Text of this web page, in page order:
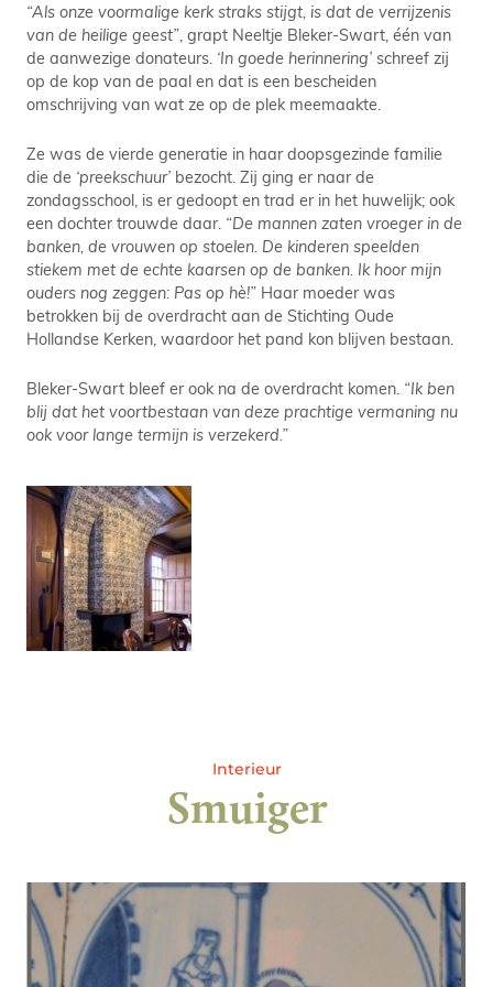
“Als onze voormalige kerk straks stijgt, is dat de verrijzenis
van de heilige geest” , grapt Neeltje Bleker-Swart, één van
de aanwezige donateurs. ‘In goede herinnering’ schreef zij
op de kop van de paal en dat is een bescheiden
omschrijving van wat ze op de plek meemaakte.
Ze was de vierde generatie in haar doopsgezinde familie
die de ‘preekschuur’ bezocht. Zij ging er naar de
zondagsschool, is er gedoopt en trad er in het huwelijk; ook
een dochter trouwde daar. “De mannen zaten vroeger in de
banken, de vrouwen op stoelen. De kinderen speelden
stiekem met de echte kaarsen op de banken. Ik hoor mijn
ouders nog zeggen: Pas op hè!” Haar moeder was
betrokken bij de overdracht aan de Stichting Oude
Hollandse Kerken, waardoor het pand kon blijven bestaan.
Bleker-Swart bleef er ook na de overdracht komen. “Ik ben
blij dat het voortbestaan van deze prachtige vermaning nu
ook voor lange termijn is verzekerd.”
Interieur
Smuiger